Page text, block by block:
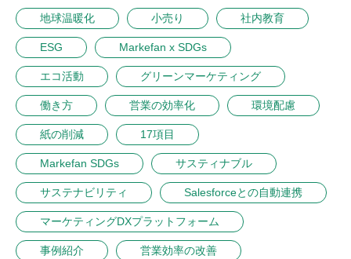
地球温暖化 小売り 社内教育
ESG Markefan x SDGs
エコ活動 グリーンマーケティング
働き方 営業の効率化 環境配慮
紙の削減 17項目
Markefan SDGs サスティナブル
サステナビリティ Salesforceとの自動連携
マーケティングDXプラットフォーム
事例紹介 営業効率の改善